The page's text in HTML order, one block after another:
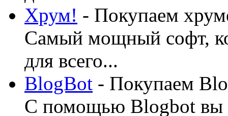
Хрум! - Покупаем
Самый мощный софт,
для всего...
BlogBot - Покупаем
С помощью Blogbot вы